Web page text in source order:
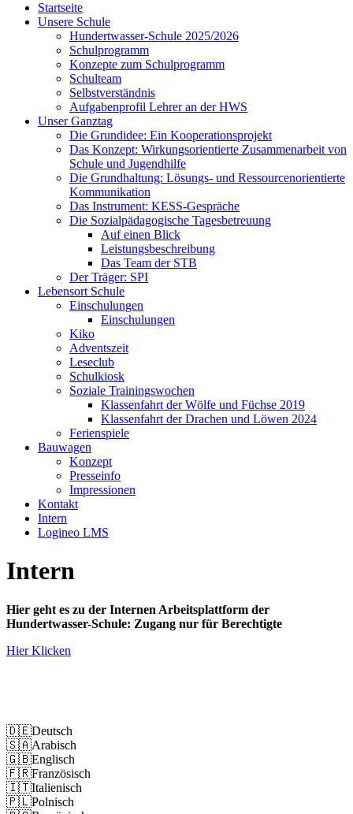
Startseite
Unsere Schule
Hundertwasser-Schule 2025/2026
Schulprogramm
Konzepte zum Schulprogramm
Schulteam
Selbst­ver­ständ­nis
Aufgabenprofil Lehrer an der HWS
Unser Ganztag
Die Grundidee: Ein Kooperationsprojekt
Das Konzept: Wirkungsorientierte Zusammenarbeit von
Schule und Jugendhilfe
Die Grundhaltung: Lösungs- und Ressourcenorientierte
Kommunikation
Das Instrument: KESS-Gespräche
Die Sozialpädagogische Tagesbetreuung
Auf einen Blick
Leistungsbeschreibung
Das Team der STB
Der Träger: SPI
Lebensort Schule
Einschulungen
Einschulungen
Kiko
Adventszeit
Leseclub
Schulkiosk
Soziale Trainingswochen
Klassenfahrt der Wölfe und Füchse 2019
Klassenfahrt der Drachen und Löwen 2024
Ferienspiele
Bauwagen
Konzept
Presseinfo
Impressionen
Kontakt
Intern
Logineo LMS
Intern
Hier geht es zu der Internen Arbeitsplattform der
Hundertwasser-Schule: Zugang nur für Berechtigte
Hier Klicken
🇩🇪Deutsch
🇸🇦Arabisch
🇬🇧Englisch
🇫🇷Französisch
🇮🇹Italienisch
🇵🇱Polnisch